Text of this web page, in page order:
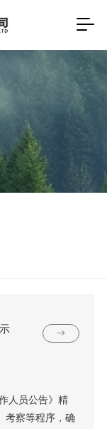
人员公告》精
考察等程序，确